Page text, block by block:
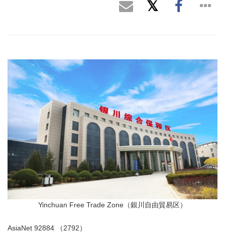
Yinchuan Free Trade Zone（銀川自由貿易区）
AsiaNet 92884 （2792）